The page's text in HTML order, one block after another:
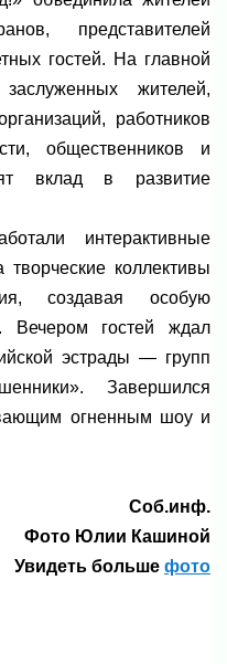
представителей
гостей. На главной
жителей,
работников
общественников и
вклад в развитие
интерактивные
коллективы
создавая особую
Вечером гостей ждал
эстрады — групп
Завершился
огненным шоу и
Соб.инф.
Фото Юлии Кашиной
Увидеть больше фото